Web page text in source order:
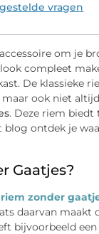
vragen
om je
compleet
De klassieke
ook niet
. Deze riem biedt
ontdek je
Gaatjes?
riem zonder
daarvan maakt
bijvoorbeeld